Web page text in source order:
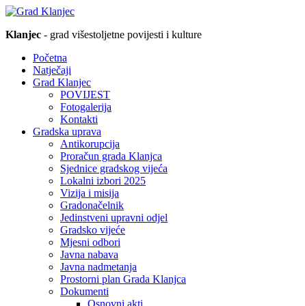
Klanjec - grad višestoljetne povijesti i kulture
Početna
Natječaji
Grad Klanjec
POVIJEST
Fotogalerija
Kontakti
Gradska uprava
Antikorupcija
Proračun grada Klanjca
Sjednice gradskog vijeća
Lokalni izbori 2025
Vizija i misija
Gradonačelnik
Jedinstveni upravni odjel
Gradsko vijeće
Mjesni odbori
Javna nabava
Javna nadmetanja
Prostorni plan Grada Klanjca
Dokumenti
Osnovni akti